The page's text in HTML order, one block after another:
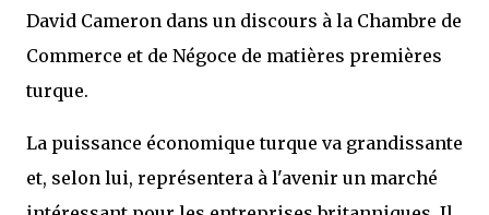
David Cameron dans un discours à la Chambre de
Commerce et de Négoce de matières premières
turque.
La puissance économique turque va grandissante
et, selon lui, représentera à l'avenir un marché